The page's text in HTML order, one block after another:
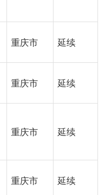
重庆市 延续
重庆市 延续
重庆市 延续
重庆市 延续